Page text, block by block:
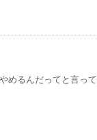
るんだってと言っ